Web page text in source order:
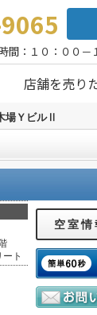
間：１０：００－
店舗を売り
場ＹビルⅡ
ト
空室情